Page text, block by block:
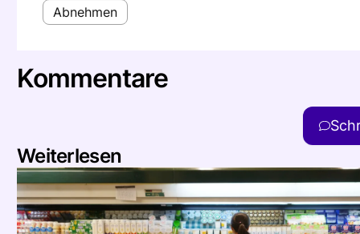
Abnehmen
Kommentare
Weiterlesen